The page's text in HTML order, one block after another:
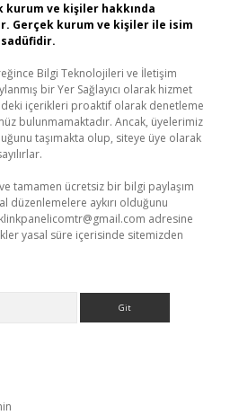
kurum ve kişiler hakkında
Gerçek kurum ve kişiler ile isim
Bilgi Teknolojileri ve İletişim
bir Yer Sağlayıcı olarak hizmet
içerikleri proaktif olarak denetleme
bulunmamaktadır. Ancak, üyelerimiz
taşımakta olup, siteye üye olarak
tamamen ücretsiz bir bilgi paylaşım
düzenlemelere aykırı olduğunu
adresine
yasal süre içerisinde sitemizden